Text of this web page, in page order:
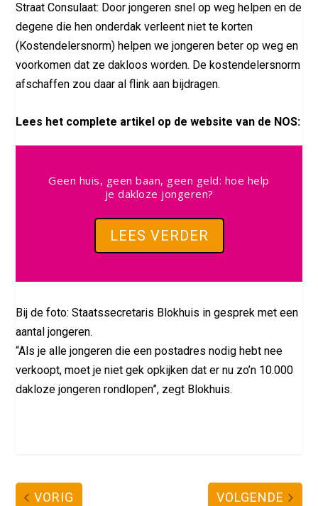
Straat Consulaat: Door jongeren snel op weg helpen en de
degene die hen onderdak verleent niet te korten
(Kostendelersnorm) helpen we jongeren beter op weg en
voorkomen dat ze dakloos worden. De kostendelersnorm
afschaffen zou daar al flink aan bijdragen.
Lees het complete artikel op de website van de NOS:
Geen huis, geen baan, geen geld: hoe help
je dakloze jongeren?
LEES VERDER
Bij de foto: Staatssecretaris Blokhuis in gesprek met een
aantal jongeren.
“Als je alle jongeren die een postadres nodig hebt nee
verkoopt, moet je niet gek opkijken dat er nu zo’n 10.000
dakloze jongeren rondlopen”, zegt Blokhuis.
VORIG VOLGENDE